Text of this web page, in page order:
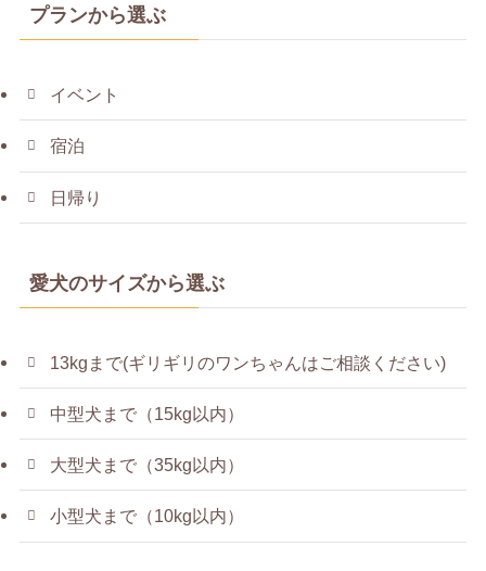
プランから選ぶ
イベント
宿泊
日帰り
愛犬のサイズから選ぶ
13kgまで(ギリギリのワンちゃんはご相談ください)
中型犬まで（15kg以内）
大型犬まで（35kg以内）
小型犬まで（10kg以内）